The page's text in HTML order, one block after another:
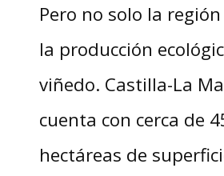
Pero no solo la
la producción
viñedo. Castilla-La
cuenta con cerca de
hectáreas de